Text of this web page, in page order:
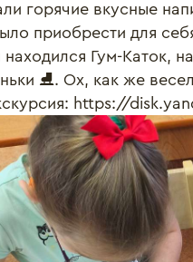
горячие вкусные
приобрести для
Гум-Каток,
⛸️. Ох, как же
https://